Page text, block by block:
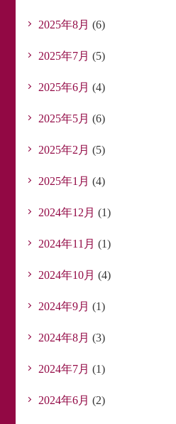
2025年8月 (6)
2025年7月 (5)
2025年6月 (4)
2025年5月 (6)
2025年2月 (5)
2025年1月 (4)
2024年12月 (1)
2024年11月 (1)
2024年10月 (4)
2024年9月 (1)
2024年8月 (3)
2024年7月 (1)
2024年6月 (2)